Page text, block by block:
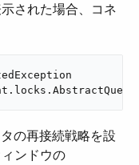
された場合、コネ
の再接続戦略を設
ンドウの